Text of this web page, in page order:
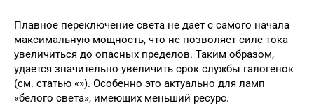
Плавное переключение света не дает с самого начала
максимальную мощность, что не позволяет силе тока
увеличиться до опасных пределов. Таким образом,
удается значительно увеличить срок службы галогенок
(см. статью «»). Особенно это актуально для ламп
«белого света», имеющих меньший ресурс.